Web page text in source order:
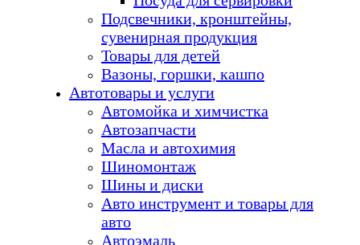
Подсвечники, кронштейны,
сувенирная продукция
Товары для детей
Вазоны, горшки, кашпо
Автотовары и услуги
Автомойка и химчистка
Автозапчасти
Масла и автохимия
Шиномонтаж
Шины и диски
Авто инструмент и товары для
авто
Автоэмаль